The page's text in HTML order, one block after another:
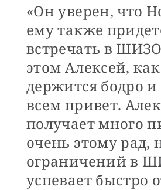
«Он уверен, что
ему также
встречать в
этом Алексей, как
держится бодро и
всем привет.
получает много
очень этому рад,
ограничений в
успевает быстро